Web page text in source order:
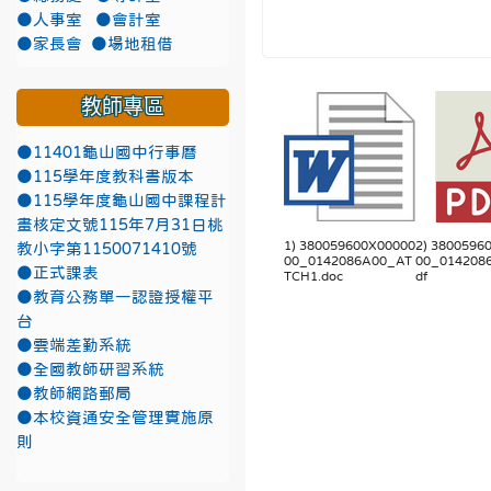
1) 380059600X00000
00_0142086A00_AT
TCH1.doc
2)
df
●人事室
●會計室
●家長會
●場地租借
教師專區
●11401龜山國中行事曆
●115學年度教科書版本
●115學年度龜山國中課程計
畫核定文號115年7月31日桃
教小字第1150071410號
●正式課表
●教育公務單一認證授權平
台
●雲端差勤系統
●全國教師研習系統
●教師網路郵局
●本校資通安全管理實施原
則